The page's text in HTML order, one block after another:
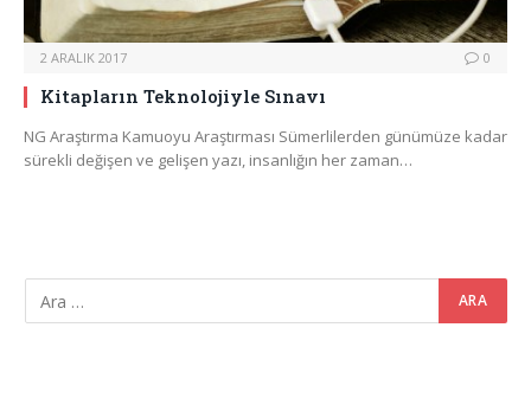
2 ARALIK 2017 0
Kitapların Teknolojiyle Sınavı
NG Araştırma Kamuoyu Araştırması Sümerlilerden günümüze kadar
sürekli değişen ve gelişen yazı, insanlığın her zaman…